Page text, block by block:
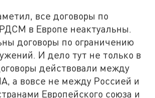
все договоры по
в Европе неактуальны.
договоры по ограничению
И дело тут не только в
действовали между
а вовсе не между Россией и
Европейского союза и